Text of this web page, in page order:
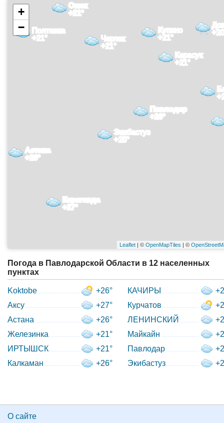
Астана
+26°
Омск
+21°
Караганда
+27°
Павлодар
+26°
Экибастуз
+25°
Карасук
+21°
Купино
+21°
Черлак
+21°
Полтавка
+21°
+
−
Leaflet | ©OpenMapTiles | ©
Погода в Павлодарской Области в 12 населенных
пунктах
Koktobe
+26°
Аксу
+27°
Астана
+26°
Железинка
+21°
ИРТЫШСК
+21°
Калкаман
+26°
КАЧИРЫ
Курчатов
ЛЕНИНСКИЙ
Майкайн
Павлодар
Экибастуз
О сайте